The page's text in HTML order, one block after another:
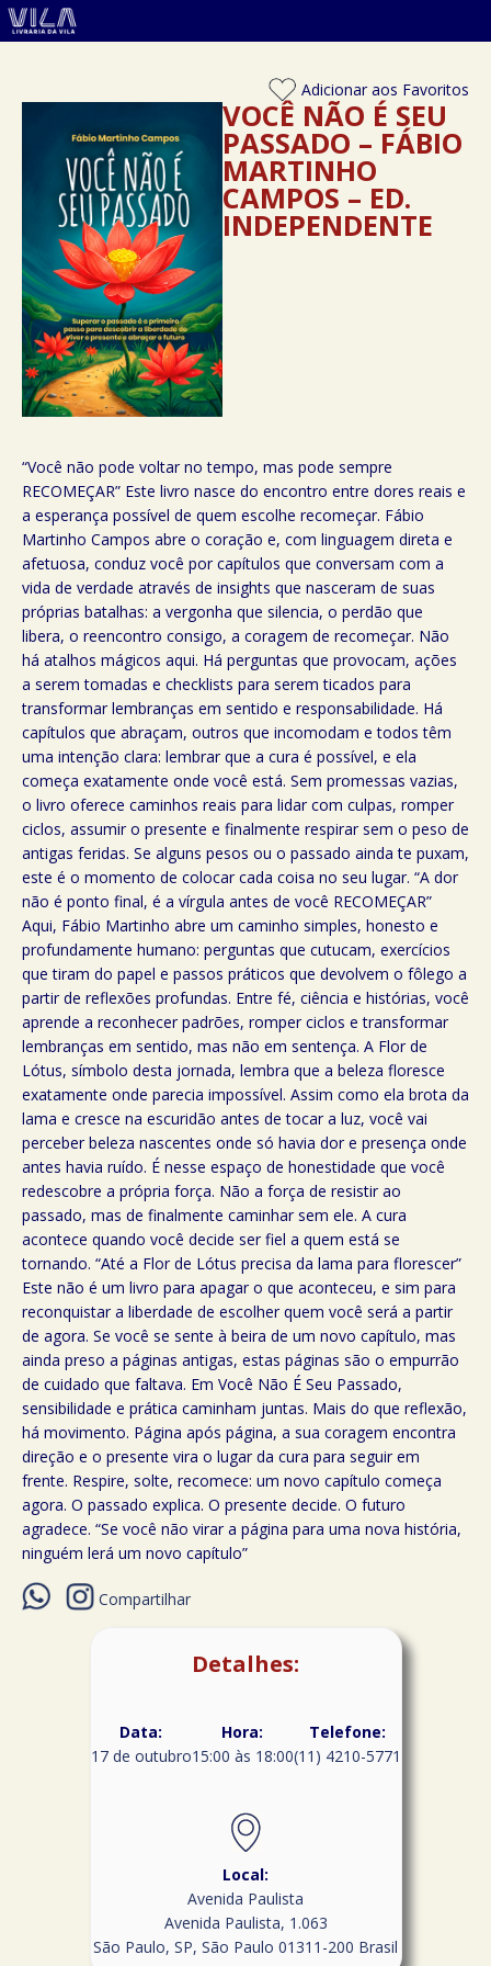
Adicionar aos Favoritos
VOCÊ NÃO É SEU
PASSADO – FÁBIO
MARTINHO
CAMPOS – ED.
INDEPENDENTE
“Você não pode voltar no tempo, mas pode sempre
RECOMEÇAR” Este livro nasce do encontro entre dores reais e
a esperança possível de quem escolhe recomeçar. Fábio
Martinho Campos abre o coração e, com linguagem direta e
afetuosa, conduz você por capítulos que conversam com a
vida de verdade através de insights que nasceram de suas
próprias batalhas: a vergonha que silencia, o perdão que
libera, o reencontro consigo, a coragem de recomeçar. Não
há atalhos mágicos aqui. Há perguntas que provocam, ações
a serem tomadas e checklists para serem ticados para
transformar lembranças em sentido e responsabilidade. Há
capítulos que abraçam, outros que incomodam e todos têm
uma intenção clara: lembrar que a cura é possível, e ela
começa exatamente onde você está. Sem promessas vazias,
o livro oferece caminhos reais para lidar com culpas, romper
ciclos, assumir o presente e finalmente respirar sem o peso de
antigas feridas. Se alguns pesos ou o passado ainda te puxam,
este é o momento de colocar cada coisa no seu lugar. “A dor
não é ponto final, é a vírgula antes de você RECOMEÇAR”
Aqui, Fábio Martinho abre um caminho simples, honesto e
profundamente humano: perguntas que cutucam, exercícios
que tiram do papel e passos práticos que devolvem o fôlego a
partir de reflexões profundas. Entre fé, ciência e histórias, você
aprende a reconhecer padrões, romper ciclos e transformar
lembranças em sentido, mas não em sentença. A Flor de
Lótus, símbolo desta jornada, lembra que a beleza floresce
exatamente onde parecia impossível. Assim como ela brota da
lama e cresce na escuridão antes de tocar a luz, você vai
perceber beleza nascentes onde só havia dor e presença onde
antes havia ruído. É nesse espaço de honestidade que você
redescobre a própria força. Não a força de resistir ao
passado, mas de finalmente caminhar sem ele. A cura
acontece quando você decide ser fiel a quem está se
tornando. “Até a Flor de Lótus precisa da lama para florescer”
Este não é um livro para apagar o que aconteceu, e sim para
reconquistar a liberdade de escolher quem você será a partir
de agora. Se você se sente à beira de um novo capítulo, mas
ainda preso a páginas antigas, estas páginas são o empurrão
de cuidado que faltava. Em Você Não É Seu Passado,
sensibilidade e prática caminham juntas. Mais do que reflexão,
há movimento. Página após página, a sua coragem encontra
direção e o presente vira o lugar da cura para seguir em
frente. Respire, solte, recomece: um novo capítulo começa
agora. O passado explica. O presente decide. O futuro
agradece. “Se você não virar a página para uma nova história,
ninguém lerá um novo capítulo”
Compartilhar
Detalhes:
Data:
17 de outubro
Hora:
15:00 às 18:00
Telefone:
(11) 4210-5771
Local:
Avenida Paulista
Avenida Paulista, 1.063
São Paulo, SP, São Paulo 01311-200 Brasil